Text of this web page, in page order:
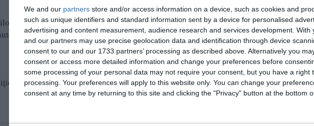
We and our partners store and/or access information on a device, such as cookies and
such as unique identifiers and standard information sent by a device for personalised
advertising and content measurement, audience research and services development. With
and our partners may use precise geolocation data and identification through device
consent to our and our 1733 partners’ processing as described above. Alternatively you
consent or access more detailed information and change your preferences before
some processing of your personal data may not require your consent, but you have a right
processing. Your preferences will apply to this website only. You can change your
consent at any time by returning to this site and clicking the "Privacy" button at the bottom
contravenționale se ridică la 71.000 de lei.
24 de permise de conducere și retrase 8 certificate de înmatriculare.
Cătălina